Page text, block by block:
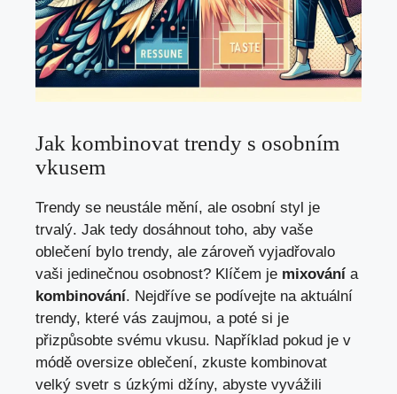
Jak kombinovat trendy s osobním
vkusem
Trendy se neustále mění, ale osobní styl je
trvalý. Jak tedy dosáhnout toho, aby vaše
oblečení bylo trendy, ale zároveň vyjadřovalo
vaši jedinečnou osobnost? Klíčem je mixování a
kombinování. Nejdříve se podívejte na aktuální
trendy, které vás zaujmou, a poté si je
přizpůsobte svému vkusu. Například pokud je v
módě oversize oblečení, zkuste kombinovat
velký svetr s úzkými džíny, abyste vyvážili